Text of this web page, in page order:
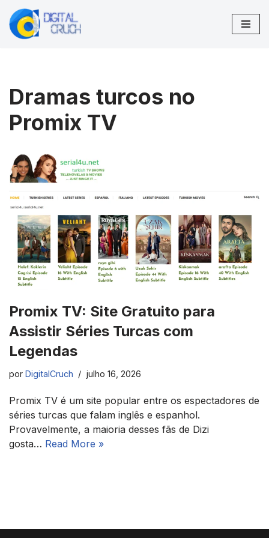
Pular
Dramas turcos no
Promix TV
Promix TV: Site Gratuito para
Assistir Séries Turcas com
Legendas
por DigitalCruch julho 16, 2026
Promix TV é um site popular entre os espectadores de
séries turcas que falam inglês e espanhol.
Provavelmente, a maioria desses fãs de Dizi
gosta… Read More »